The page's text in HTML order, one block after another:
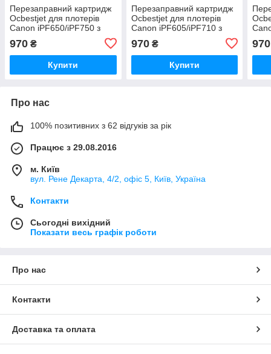
Перезаправний картридж
Ocbestjet для плотерів
Canon iPF650/iPF750 з
чипом PFI-102 Matte Black
(130 мл)
970 ₴
Купити
Перезаправний картридж
Ocbestjet для плотерів
Canon iPF605/iPF710 з
(130 мл)
970₴
Купити
мл)
970
Про нас
100% позитивних з 62 відгуків за рік
Працює з 29.08.2016
м. Київ
вул. Рене Декарта, 4/2, офіс 5, Київ, Україна
Контакти
Сьогодні вихідний
Показати весь графік роботи
Про нас
Контакти
Доставка та оплата